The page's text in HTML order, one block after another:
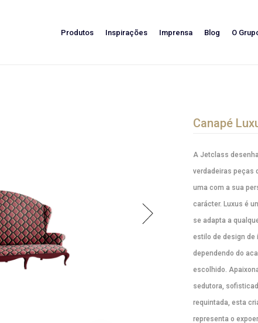
Produtos Inspirações Imprensa Blog O
Canapé
A Jetclass
verdadeiras peças
uma com a sua
carácter. Luxus é
se adapta a
estilo de design de
dependendo do
escolhido.
sedutora,
requintada, esta
representa o